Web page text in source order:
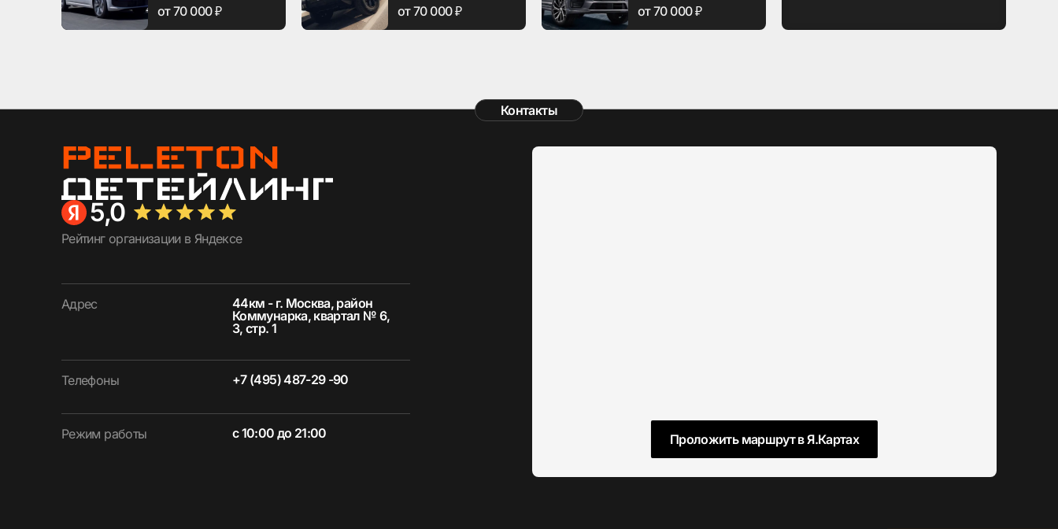
от 70 000 ₽ от 70 000 ₽ от 70 000 ₽
Контакты
5,0
Рейтинг организации в Яндексе
Проложить маршрут в Я.Картах
Адрес
44км - г. Москва, район
Коммунарка, квартал № 6,
3, стр. 1
Телефоны +7 (495) 487-29 -90
Режим работы с 10:00 до 21:00